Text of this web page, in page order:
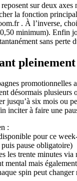
sur deux
la fonction
. À l’inverse,
minimum). Enfin
sans
promotionnelles
désormais
six mois ou
inciter à faire une
:
pour ce
pause obligatoire)
les trente minutes
mental mais
spin peut